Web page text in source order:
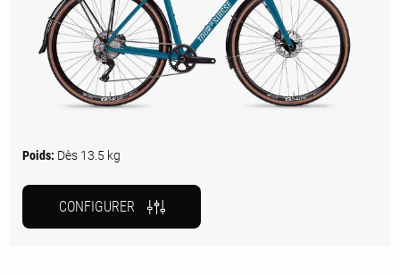
Poids: Dès 13.5 kg
CONFIGURER